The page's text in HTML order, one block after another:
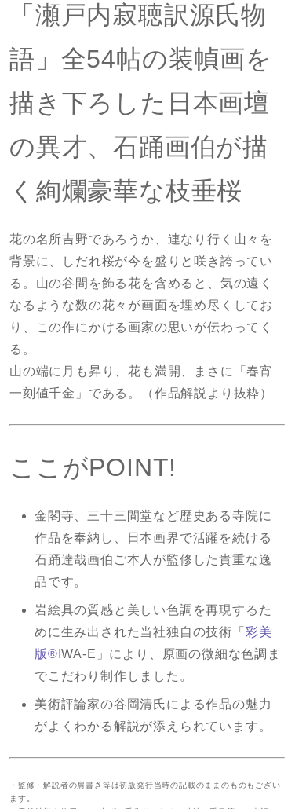
「瀬戸内寂聴訳源氏物
語」全54帖の装幀画を
描き下ろした日本画壇
の異才、石踊画伯が描
く絢爛豪華な枝垂桜
花の名所吉野であろうか、連なり行く山々を
背景に、しだれ桜が今を盛りと咲き誇ってい
る。山の谷間を飾る花を含めると、気の遠く
なるような数の花々が画面を埋め尽くしてお
り、この作にかける画家の思いが伝わってく
る。
山の端に月も昇り、花も満開、まさに「春宵
一刻値千金」である。（作品解説より抜粋）
ここがPOINT!
金閣寺、三十三間堂など歴史ある寺院に
作品を奉納し、日本画界で活躍を続ける
石踊達哉画伯ご本人が監修した貴重な逸
品です。
岩絵具の質感と美しい色調を再現するた
めに生み出された当社独自の技術「 彩美
版® IWA-E」により、原画の微細な色調ま
でこだわり制作しました。
美術評論家の谷岡清氏による作品の魅力
がよくわかる解説が添えられています。
・監修・解説者の肩書き等は初版発行当時の記載のままのものもござい
ます。